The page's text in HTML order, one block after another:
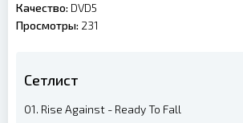
Качество: DVD5
Просмотры: 231
Сетлист
01. Rise Against - Ready To Fall